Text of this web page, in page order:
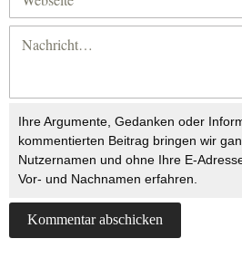
Ihre Argumente, Gedanken oder
kommentierten Beitrag bringen wir
Nutzernamen und ohne Ihre E-
Vor- und Nachnamen erfahren.